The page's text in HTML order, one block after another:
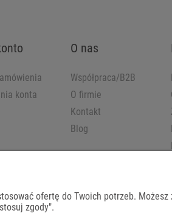
konta
O nas
Współpraca/B2B
O firmie
Kontakt
Blog
ofertę do Twoich potrzeb.
zgody".